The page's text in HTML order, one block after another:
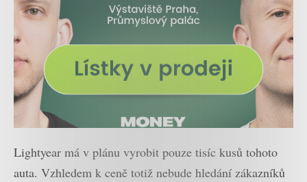
Lightyear má v plánu vyrobit pouze tisíc kusů tohoto
auta. Vzhledem k ceně totiž nebude hledání zákazníků